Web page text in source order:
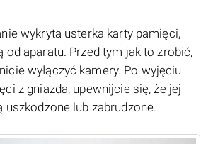
wykryta usterka karty pamięci,
od aparatu. Przed tym jak to zrobić,
wyłączyć kamery. Po wyjęciu
z gniazda, upewnijcie się, że jej
uszkodzone lub zabrudzone.